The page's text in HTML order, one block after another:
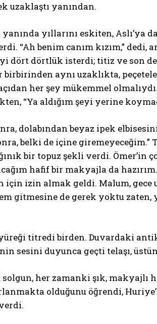
uzaklaştı yanından.
yanında yıllarını eskiten,
“Ah benim canım kızım,”
dört dörtlük isterdi; titiz ve son
aynı uzaklıkta,
açıdan her şey mükemmel
“Ya aldığım şeyi yerine
dolabından beyaz ipek
belki de içine
bir topuz şekli verdi. Ömer’in
hafif bir makyajla da
için izin almak geldi. Malum, gece
gitmesine de gerek yoktu
yüreği titredi birden. Duvardaki
sesini duyunca geçti telaşı,
solgun, her zamanki şık,
olduğunu öğrendi,